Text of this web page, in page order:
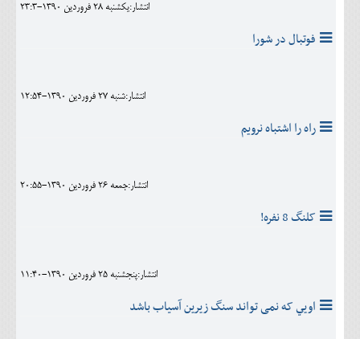
انتشار:يکشنبه 28 فروردين 1390-23:3
فوتبال در شورا
انتشار:شنبه 27 فروردين 1390-12:54
راه را اشتباه نرویم
انتشار:جمعه 26 فروردين 1390-20:55
کلنگ 8 نفره!
انتشار:پنجشنبه 25 فروردين 1390-11:40
اويي که نمی تواند سنگ زیرین آسیاب باشد